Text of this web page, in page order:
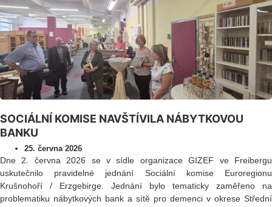
SOCIÁLNÍ KOMISE NAVŠTÍVILA NÁBYTKOVOU
BANKU
25. června 2026
Dne 2. června 2026 se v sídle organizace GIZEF ve Freibergu
uskutečnilo pravidelné jednání Sociální komise Euroregionu
Krušnohoří / Erzgebirge. Jednání bylo tematicky zaměřeno na
problematiku nábytkových bank a sítě pro demenci v okrese Střední